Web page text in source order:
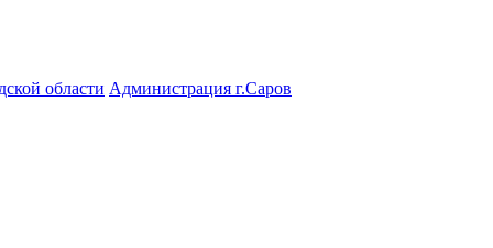
области Администрация г.Саров